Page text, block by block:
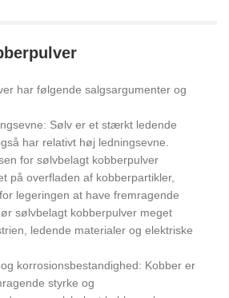
har følgende salgsargumenter og
Sølv er et stærkt ledende
har relativt høj ledningsevne.
for sølvbelagt kobberpulver
på overfladen af ​​kobberpartikler,
legeringen at have fremragende
sølvbelagt kobberpulver meget
ledende materialer og elektriske
korrosionsbestandighed: Kobber er
styrke og